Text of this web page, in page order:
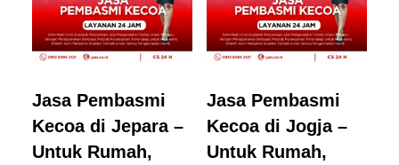
Jasa Pembasmi
Kecoa di Jepara –
Untuk Rumah,
Jasa Pembasmi
Kecoa di Jogja –
Untuk Rumah,